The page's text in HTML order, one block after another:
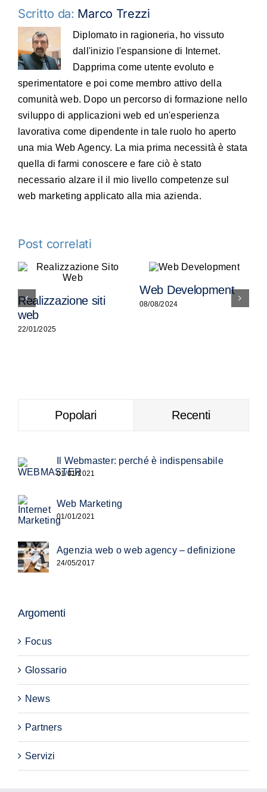
Scritto da: Marco Trezzi
Diplomato in ragioneria, ho vissuto
dall'inizio l'espansione di Internet.
Dapprima come utente evoluto e
sperimentatore e poi come membro attivo della
comunità web. Dopo un percorso di formazione nello
sviluppo di applicazioni web ed un'esperienza
lavorativa come dipendente in tale ruolo ho aperto
una mia Web Agency. La mia prima necessità è stata
quella di farmi conoscere e fare ciò è stato
necessario alzare il il mio livello competenze sul
web marketing applicato alla mia azienda.
Post correlati
Realizzazione siti
web
22/01/2025
Web Development
08/08/2024
Popolari Recenti
Il Webmaster: perché è indispensabile
01/01/2021
Web Marketing
01/01/2021
Agenzia web o web agency – definizione
24/05/2017
Argomenti
Focus
Glossario
News
Partners
Servizi